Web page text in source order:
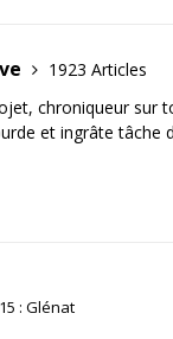
1923 Articles
chroniqueur sur
et ingrâte tâche
: Glénat